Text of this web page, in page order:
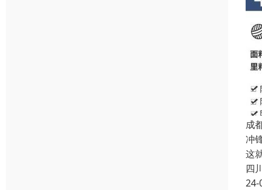
成
冲
这
四
24-